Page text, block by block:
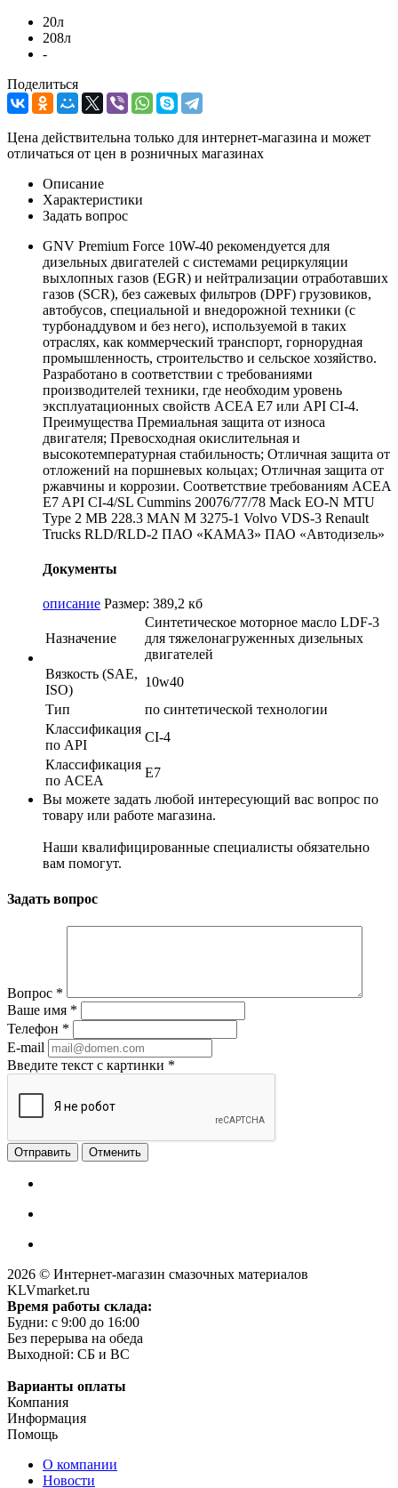
20л
208л
-
Поделиться
Цена действительна только для интернет-магазина и может
отличаться от цен в розничных магазинах
Описание
Характеристики
Задать вопрос
GNV Premium Force 10W-40 рекомендуется для
дизельных двигателей с системами рециркуляции
выхлопных газов (EGR) и нейтрализации отработавших
газов (SCR), без сажевых фильтров (DPF) грузовиков,
автобусов, специальной и внедорожной техники (с
турбонаддувом и без него), используемой в таких
отраслях, как коммерческий транспорт, горнорудная
промышленность, строительство и сельское хозяйство.
Разработано в соответствии с требованиями
производителей техники, где необходим уровень
эксплуатационных свойств ACEA E7 или API CI-4.
Преимущества Премиальная защита от износа
двигателя; Превосходная окислительная и
высокотемпературная стабильность; Отличная защита от
отложений на поршневых кольцах; Отличная защита от
ржавчины и коррозии. Соответствие требованиям ACEA
E7 API CI-4/SL Cummins 20076/77/78 Mack EO-N MTU
Type 2 MB 228.3 MAN M 3275-1 Volvo VDS-3 Renault
Trucks RLD/RLD-2 ПАО «КАМАЗ» ПАО «Автодизель»
Документы
описание Размер: 389,2 кб
Назначение
Синтетическое моторное масло LDF-3
для тяжелонагруженных дизельных
двигателей
Вязкость (SAE,
ISO)
10w40
Тип
по синтетической технологии
Классификация
по API
CI-4
Классификация
по ACEA
E7
Вы можете задать любой интересующий вас вопрос по
товару или работе магазина.
Наши квалифицированные специалисты обязательно
вам помогут.
Задать вопрос
Вопрос *
Ваше имя *
Телефон *
E-mail
Введите текст с картинки *
Отменить
2026 © Интернет-магазин смазочных материалов
KLVmarket.ru
Время работы склада:
Будни: c 9:00 до 16:00
Без перерыва на обеда
Выходной: СБ и ВС
Варианты оплаты
Компания
Информация
Помощь
О компании
Новости